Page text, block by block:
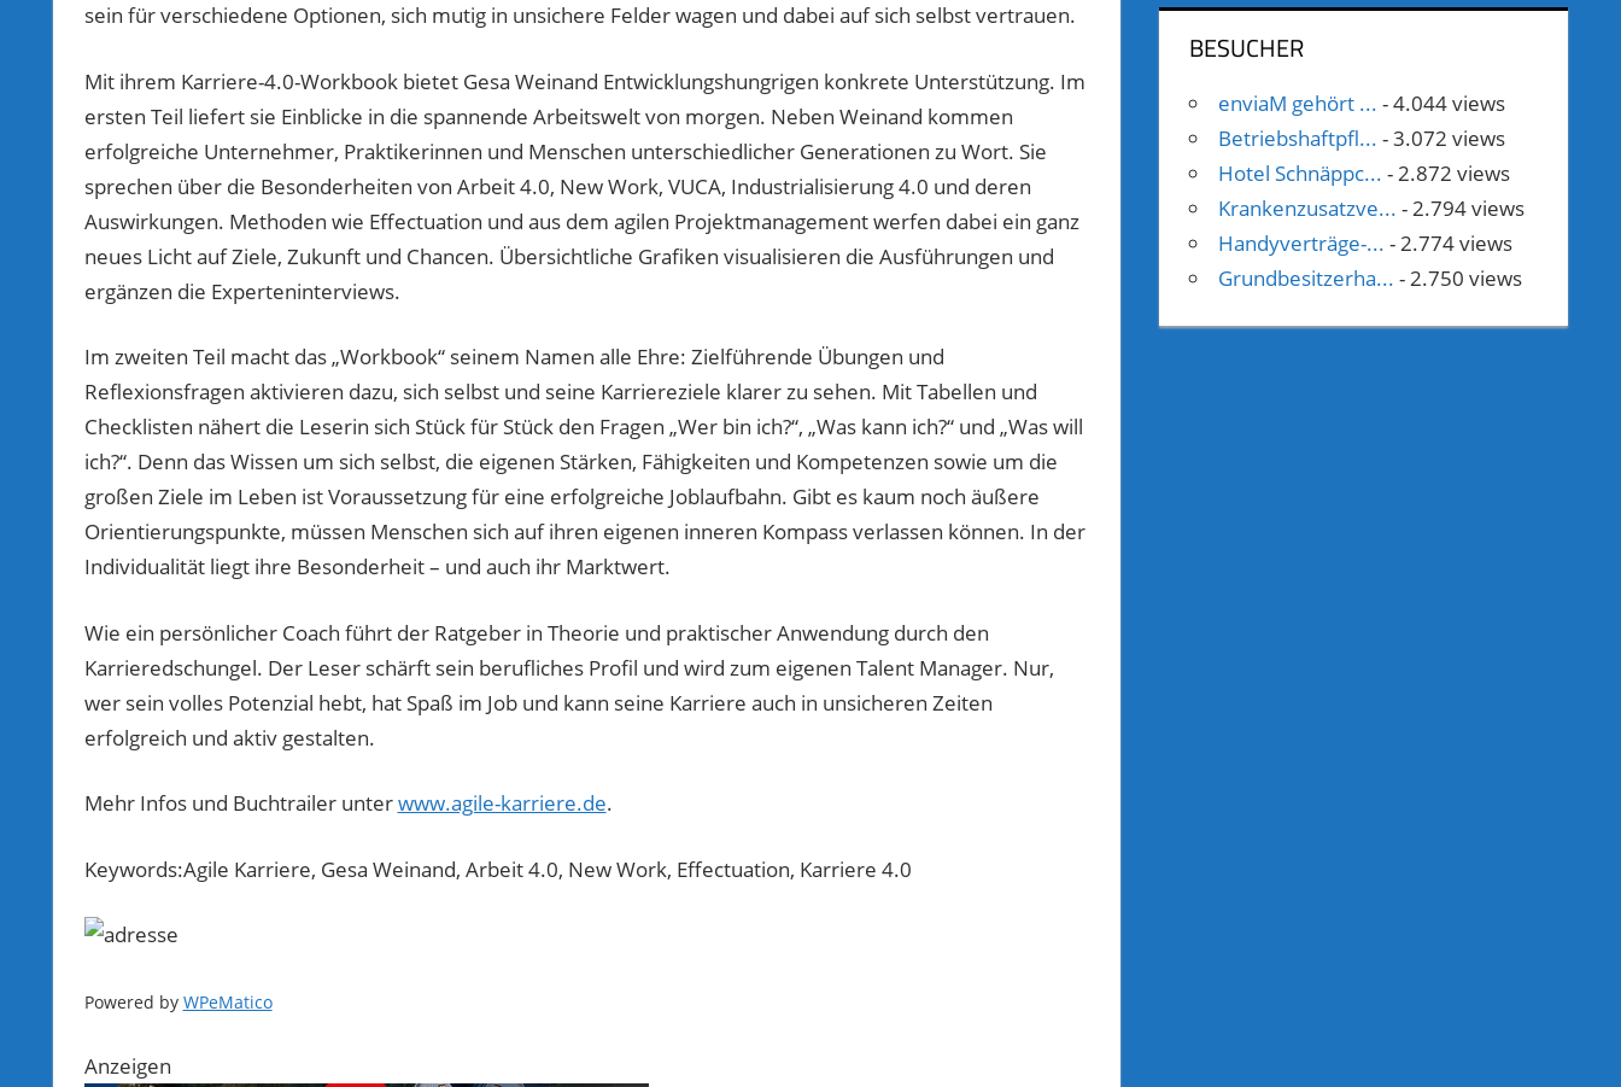
sein für verschiedene Optionen, sich mutig in unsichere Felder wagen und dabei auf sich selbst vertrauen.
Mit ihrem Karriere-4.0-Workbook bietet Gesa Weinand Entwicklungshungrigen konkrete Unterstützung. Im
ersten Teil liefert sie Einblicke in die spannende Arbeitswelt von morgen. Neben Weinand kommen
erfolgreiche Unternehmer, Praktikerinnen und Menschen unterschiedlicher Generationen zu Wort. Sie
sprechen über die Besonderheiten von Arbeit 4.0, New Work, VUCA, Industrialisierung 4.0 und deren
Auswirkungen. Methoden wie Effectuation und aus dem agilen Projektmanagement werfen dabei ein ganz
neues Licht auf Ziele, Zukunft und Chancen. Übersichtliche Grafiken visualisieren die Ausführungen und
ergänzen die Experteninterviews.
Im zweiten Teil macht das „Workbook“ seinem Namen alle Ehre: Zielführende Übungen und
Reflexionsfragen aktivieren dazu, sich selbst und seine Karriereziele klarer zu sehen. Mit Tabellen und
Checklisten nähert die Leserin sich Stück für Stück den Fragen „Wer bin ich?“, „Was kann ich?“ und „Was will
ich?“. Denn das Wissen um sich selbst, die eigenen Stärken, Fähigkeiten und Kompetenzen sowie um die
großen Ziele im Leben ist Voraussetzung für eine erfolgreiche Joblaufbahn. Gibt es kaum noch äußere
Orientierungspunkte, müssen Menschen sich auf ihren eigenen inneren Kompass verlassen können. In der
Individualität liegt ihre Besonderheit – und auch ihr Marktwert.
Wie ein persönlicher Coach führt der Ratgeber in Theorie und praktischer Anwendung durch den
Karrieredschungel. Der Leser schärft sein berufliches Profil und wird zum eigenen Talent Manager. Nur,
wer sein volles Potenzial hebt, hat Spaß im Job und kann seine Karriere auch in unsicheren Zeiten
erfolgreich und aktiv gestalten.
Mehr Infos und Buchtrailer unterwww.agile-karriere.de.
Keywords:Agile Karriere, Gesa Weinand, Arbeit 4.0, New Work, Effectuation, Karriere 4.0
Powered by WPeMatico
Anzeigen
BESUCHER
enviaM gehört ... - 4.044 views
Betriebshaftpfl... - 3.072 views
Hotel Schnäppc... - 2.872 views
Krankenzusatzve... - 2.794 views
Handyverträge-... - 2.774 views
Grundbesitzerha... - 2.750 views